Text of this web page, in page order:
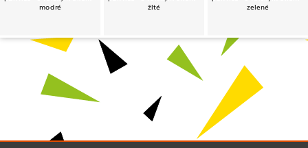
modré
žlté
zelené